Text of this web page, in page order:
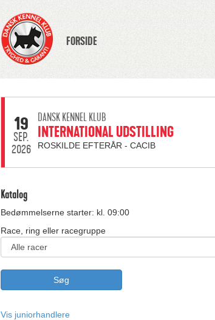
FORSIDE
19
SEP.
2026
DANSK KENNEL KLUB
INTERNATIONAL UDSTILLING
ROSKILDE EFTERÅR - CACIB
Katalog
Bedømmelserne starter: kl. 09:00
Race, ring eller racegruppe
Vis juniorhandlere